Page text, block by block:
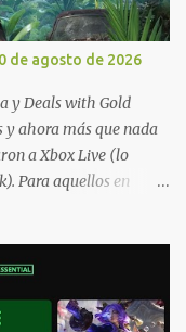
de agosto de 2026
y Deals with Gold
y ahora más que nada
a Xbox Live (lo
Para aquellos en
en Windows PC y
por acá . ¿Aún
un tutorial extenso